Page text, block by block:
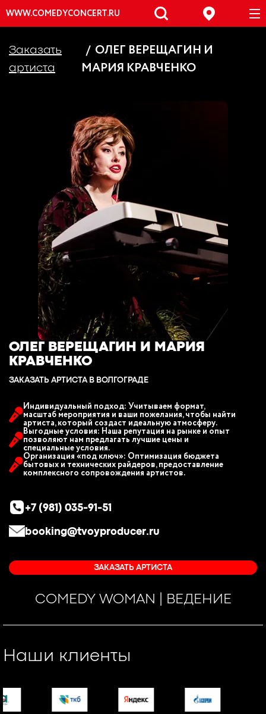
WWW.COMEDYCONCERT.RU
Заказать
артиста
ОЛЕГ ВЕРЕЩАГИН И
МАРИЯ КРАВЧЕНКО
ОЛЕГ ВЕРЕЩАГИН И МАРИЯ
КРАВЧЕНКО
ЗАКАЗАТЬ АРТИСТА В ВОЛГОГРАДE
Индивидуальный подход: Учитываем формат,
масштаб мероприятия и ваши пожелания, чтобы найти
артиста, который создаст идеальную атмосферу.
Выгодные условия: Наша репутация на рынке и опыт
позволяют нам предлагать лучшие цены и
специальные условия.
Организация «под ключ»: Оптимизация бюджета
бытовых и технических райдеров, предоставление
комплексного сопровождения артистов.
+7 (981) 035-91-51
booking@tvoyproducer.ru
ЗАКАЗАТЬ АРТИСТА
COMEDY WOMAN | ВЕДЕНИЕ
Наши клиенты